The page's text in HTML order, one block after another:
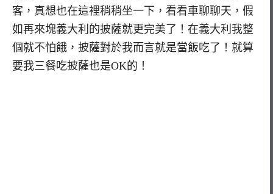
客，真想也在這裡稍稍坐一下，看看車聊聊天，假
如再來塊義大利的披薩就更完美了！在義大利我整
個就不怕餓，披薩對於我而言就是當飯吃了！就算
要我三餐吃披薩也是OK的！